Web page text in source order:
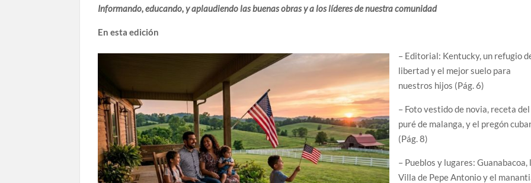
Informando, educando, y aplaudiendo las buenas obras y a los líderes de nuestra comunidad
En esta edición
– Editorial: Kentucky, un refugio
libertad y el mejor suelo para
nuestros hijos (Pág. 6)
– Foto vestido de novia, receta del
puré de malanga, y el pregón
(Pág. 8)
– Pueblos y lugares: Guanabacoa,
Villa de Pepe Antonio y el